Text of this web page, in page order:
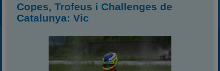
Copes, Trofeus i Challenges de
Catalunya: Vic